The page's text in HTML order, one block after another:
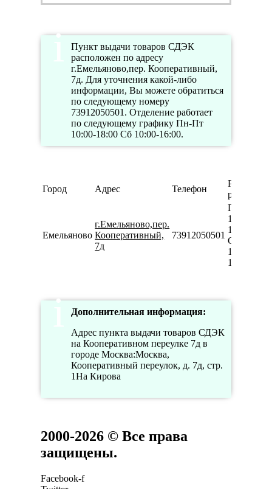
Пункт выдачи товаров СДЭК
расположен по адресу
г.Емельяново,пер. Кооперативный,
7д. Для уточнения какой-либо
информации, Вы можете обратиться
по следующему номеру
73912050501. Отделение работает
по следующему графику Пн-Пт
10:00-18:00 Сб 10:00-16:00.
Город Адрес Телефон
Режим
работы
Емельяново
г.Емельяново,пер.
Кооперативный,
7д
73912050501
Пн-Пт
10:00-
18:00
Сб
10:00-
16:00
Дополнительная информация:
Адрес пункта выдачи товаров СДЭК
на Кооперативном переулке 7д в
городе Москва:Москва,
Кооперативный переулок, д. 7д, стр.
1На Кирова
2000-2026 © Все права
защищены.
Facebook-f